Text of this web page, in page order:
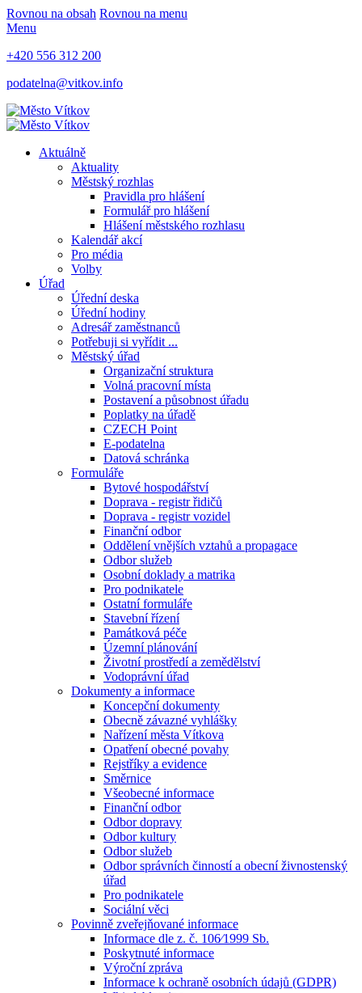
Rovnou na obsah Rovnou na menu
Menu
+420 556 312 200
podatelna@vitkov.info
Aktuálně
Aktuality
Městský rozhlas
Pravidla pro hlášení
Formulář pro hlášení
Hlášení městského rozhlasu
Kalendář akcí
Pro média
Volby
Úřad
Úřední deska
Úřední hodiny
Adresář zaměstnanců
Potřebuji si vyřídit ...
Městský úřad
Organizační struktura
Volná pracovní místa
Postavení a působnost úřadu
Poplatky na úřadě
CZECH Point
E-podatelna
Datová schránka
Formuláře
Bytové hospodářství
Doprava - registr řidičů
Doprava - registr vozidel
Finanční odbor
Oddělení vnějších vztahů a propagace
Odbor služeb
Osobní doklady a matrika
Pro podnikatele
Ostatní formuláře
Stavební řízení
Památková péče
Územní plánování
Životní prostředí a zemědělství
Vodoprávní úřad
Dokumenty a informace
Koncepční dokumenty
Obecně závazné vyhlášky
Nařízení města Vítkova
Opatření obecné povahy
Rejstříky a evidence
Směrnice
Všeobecné informace
Finanční odbor
Odbor dopravy
Odbor kultury
Odbor služeb
Odbor správních činností a obecní živnostenský
úřad
Pro podnikatele
Sociální věci
Povinně zveřejňované informace
Informace dle z. č. 106⁄1999 Sb.
Poskytnuté informace
Výroční zpráva
Informace k ochraně osobních údajů (GDPR)